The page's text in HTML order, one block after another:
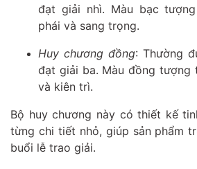
đạt giải nhì. Màu bạc
phái và sang trọng.
Huy chương đồng: Thường
đạt giải ba. Màu đồng tượng
và kiên trì.
Bộ huy chương này có thiết kế
từng chi tiết nhỏ, giúp sản phẩm
buổi lễ trao giải.